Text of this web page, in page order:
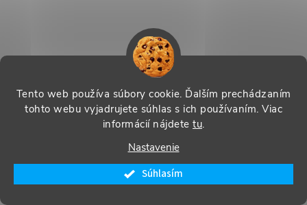
Tento web používa súbory cookie. Ďalším prechádzaním
tohto webu vyjadrujete súhlas s ich používaním. Viac
informácií nájdete tu.
Nastavenie
Súhlasím